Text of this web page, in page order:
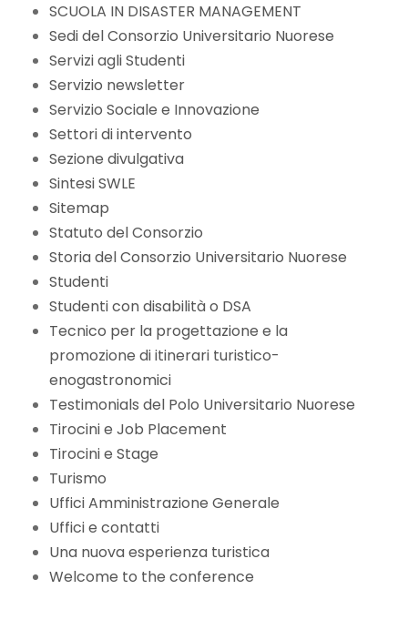
SCUOLA IN DISASTER MANAGEMENT
Sedi del Consorzio Universitario Nuorese
Servizi agli Studenti
Servizio newsletter
Servizio Sociale e Innovazione
Settori di intervento
Sezione divulgativa
Sintesi SWLE
Sitemap
Statuto del Consorzio
Storia del Consorzio Universitario Nuorese
Studenti
Studenti con disabilità o DSA
Tecnico per la progettazione e la
promozione di itinerari turistico-
enogastronomici
Testimonials del Polo Universitario Nuorese
Tirocini e Job Placement
Tirocini e Stage
Turismo
Uffici Amministrazione Generale
Uffici e contatti
Una nuova esperienza turistica
Welcome to the conference